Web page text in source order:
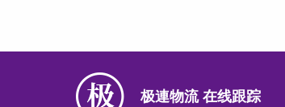
极連物流 在线跟踪